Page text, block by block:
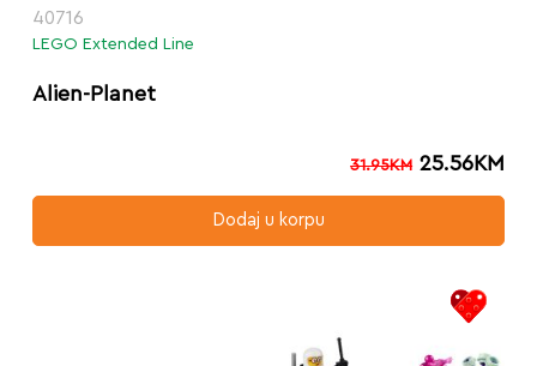
40716
LEGO Extended Line
Alien-Planet
31.95KM 25.56KM
Dodaj u korpu